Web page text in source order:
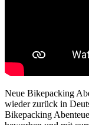
Neue Bikepacking
wieder zurück in
Bikepacking